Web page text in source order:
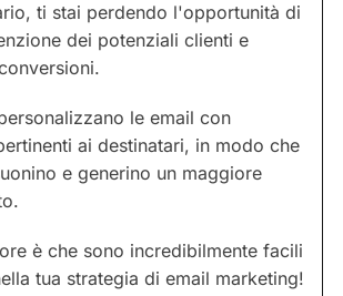
ti stai perdendo l'opportunità di
dei potenziali clienti e
le email con
ai destinatari, in modo che
e generino un maggiore
è che sono incredibilmente facili
tua strategia di email marketing!